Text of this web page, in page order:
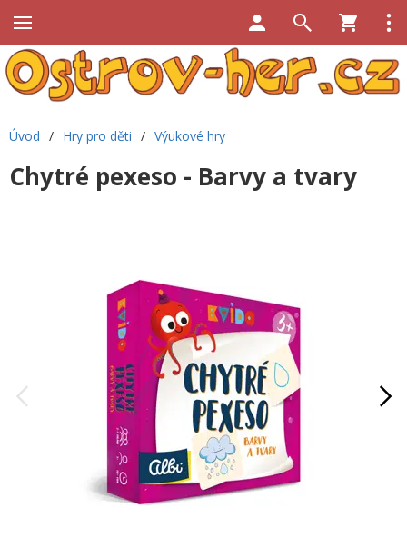
Úvod / Hry pro děti / Výukové hry
Chytré pexeso - Barvy a tvary